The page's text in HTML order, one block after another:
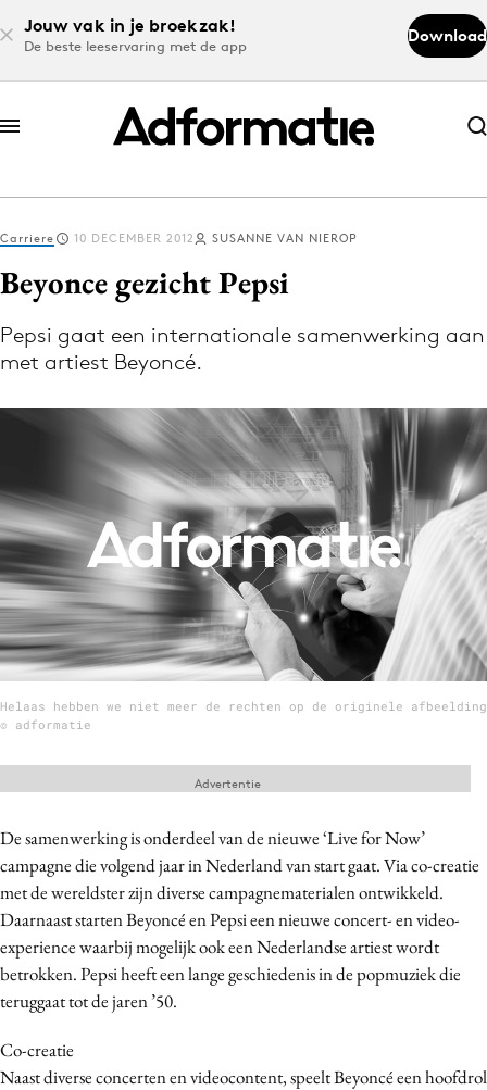
Jouw vak in je broekzak!
De beste leeservaring met de app
Download
Abonneer nu
Abonneer nu
Log in
Download de app
Volg het laatste nieuws via de Adformatie
Menu
Home
9 sept: GenAI-training
12 nov: MarketingLive!
Adverteren
Academy
Partners
Topics
Artificial Intelligence
Bureaus
Carriere
Carriere 10 DECEMBER 2012 SUSANNE VAN NIEROP
Beyonce gezicht Pepsi
Pepsi gaat een internationale samenwerking aan
met artiest Beyoncé.
Helaas hebben we niet meer de rechten op de originele afbeelding
© adformatie
De samenwerking is onderdeel van de nieuwe ‘Live for Now’
campagne die volgend jaar in Nederland van start gaat. Via co-creatie
met de wereldster zijn diverse campagnematerialen ontwikkeld.
Daarnaast starten Beyoncé en Pepsi een nieuwe concert- en video-
experience waarbij mogelijk ook een Nederlandse artiest wordt
betrokken. Pepsi heeft een lange geschiedenis in de popmuziek die
teruggaat tot de jaren ’50.
Co-creatie
Naast diverse concerten en videocontent, speelt Beyoncé een hoofdrol
Advertentie